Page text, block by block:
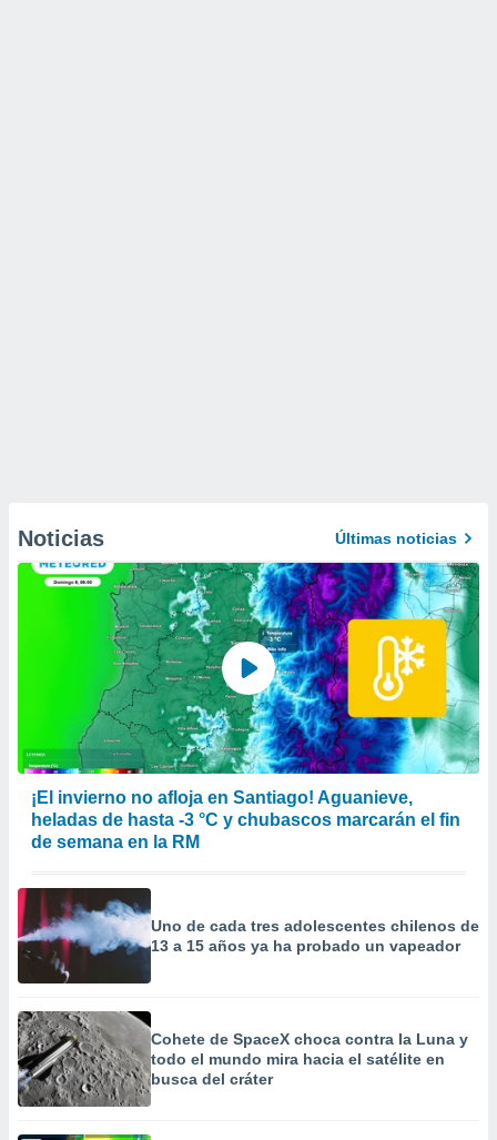
Noticias Últimas noticias
¡El invierno no afloja en Santiago! Aguanieve,
heladas de hasta -3 °C y chubascos marcarán el fin
de semana en la RM
Uno de cada tres adolescentes chilenos de
13 a 15 años ya ha probado un vapeador
Cohete de SpaceX choca contra la Luna y
todo el mundo mira hacia el satélite en
busca del cráter